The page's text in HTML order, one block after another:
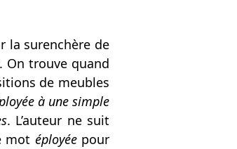
la surenchère de
On trouve quand
de meubles
à une simple
. L’auteur ne suit
mot éployéepour